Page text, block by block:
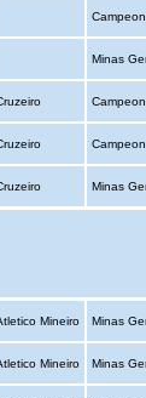
Minas
Minas
Mineiro Minas
Mineiro Minas